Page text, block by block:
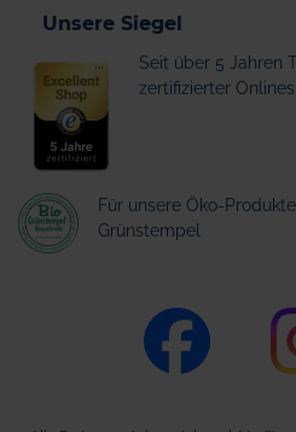
Unsere Siegel
Seit über 5 Jahren
zertifizierter
Für unsere Öko-
Grünstempel